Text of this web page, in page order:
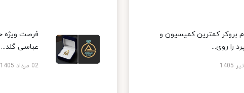
بروکر کمترین کمیسیون و
را روی...
عباسی گلد...
02 مرداد 1405